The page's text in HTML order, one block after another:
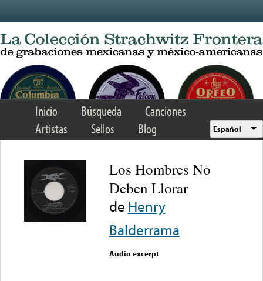
Inicio Búsqueda
Canciones
Artistas
Sellos Blog Español
Los Hombres No
Deben Llorar
de Henry
Balderrama
Audio excerpt